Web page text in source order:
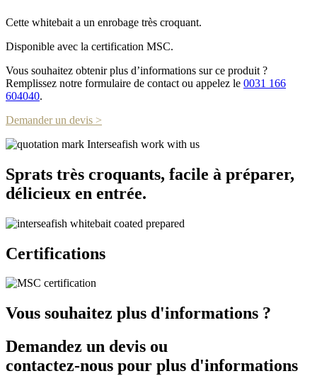
Cette whitebait a un enrobage très croquant.
Disponible avec la certification MSC.
Vous souhaitez obtenir plus d’informations sur ce produit ?
Remplissez notre formulaire de contact ou appelez le 0031 166
604040.
Demander un devis >
Sprats très croquants, facile à préparer,
délicieux en entrée.
Certifications
Vous souhaitez plus d'informations ?
Demandez un devis ou
contactez-nous pour plus d'informations